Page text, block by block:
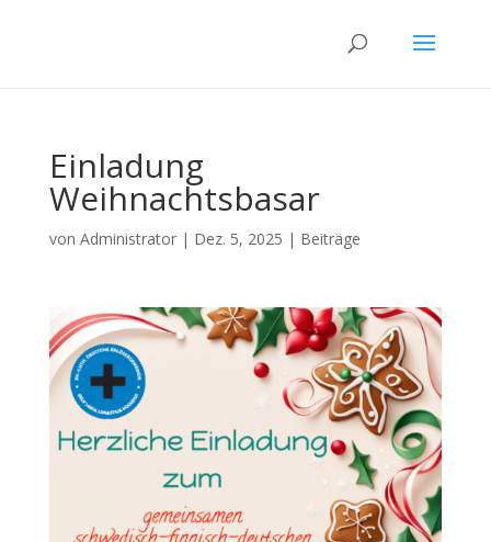
Einladung
Weihnachtsbasar
von Administrator| Dez. 5, 2025 | Beiträge